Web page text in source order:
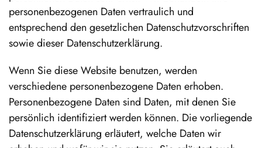
personenbezogenen Daten vertraulich und
entsprechend den gesetzlichen Datenschutzvorschriften
sowie dieser Datenschutzerklärung.
Wenn Sie diese Website benutzen, werden
verschiedene personenbezogene Daten erhoben.
Personenbezogene Daten sind Daten, mit denen Sie
persönlich identifiziert werden können. Die vorliegende
Datenschutzerklärung erläutert, welche Daten wir